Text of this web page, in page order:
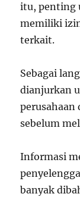
itu, penting
memiliki
terkait.
Sebagai
dianjurkan
sebelum
Informasi
banyak